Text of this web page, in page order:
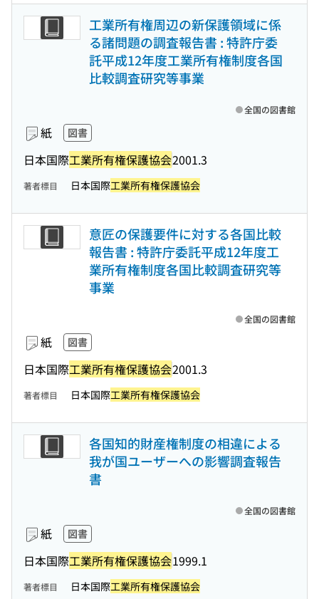
工業所有権周辺の新保護領域に係
る諸問題の調査報告書 : 特許庁委
託平成12年度工業所有権制度各国
比較調査研究等事業
紙 図書
日本国際工業所有権保護協会2001.3
全国の図書館
著者標目 日本国際工業所有権保護協会
意匠の保護要件に対する各国比較
報告書 : 特許庁委託平成12年度工
業所有権制度各国比較調査研究等
事業
紙 図書
日本国際工業所有権保護協会2001.3
全国の図書館
著者標目 日本国際工業所有権保護協会
各国知的財産権制度の相違による
我が国ユーザーへの影響調査報告
書
紙 図書
日本国際工業所有権保護協会1999.1
全国の図書館
著者標目 日本国際工業所有権保護協会